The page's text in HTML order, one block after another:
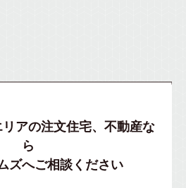
アの注文住宅、不動産な
ら
ズへご相談ください